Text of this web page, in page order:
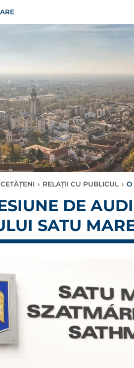
› RELAȚII CU PUBLICUL › O
DE
SATU